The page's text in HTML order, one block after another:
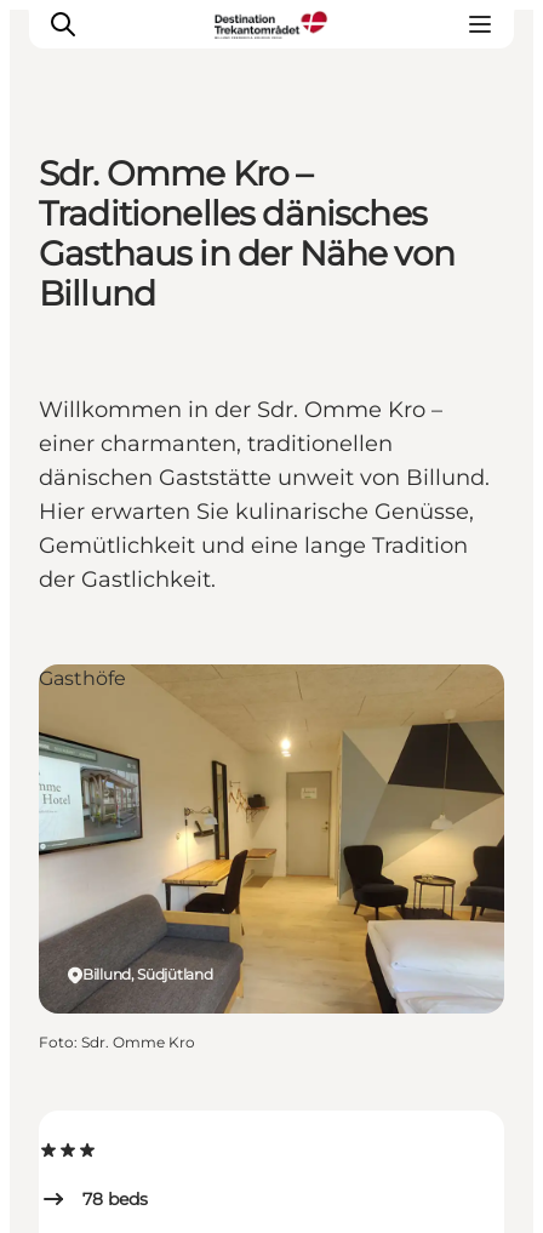
LEGOLAND® Billund Resort
Städte
Erlebnisse
Unterkünfte
Sdr. Omme Kro –
Traditionelles dänisches
Gasthaus in der Nähe von
Billund
Willkommen in der Sdr. Omme Kro –
einer charmanten, traditionellen
dänischen Gaststätte unweit von Billund.
Hier erwarten Sie kulinarische Genüsse,
Gemütlichkeit und eine lange Tradition
der Gastlichkeit.
78 beds
Billund, Südjütland
Gasthöfe
Foto: Sdr. Omme Kro